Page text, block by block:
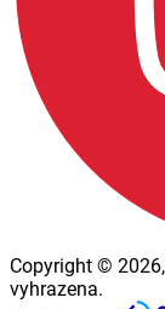
Copyright ©
vyhrazena.